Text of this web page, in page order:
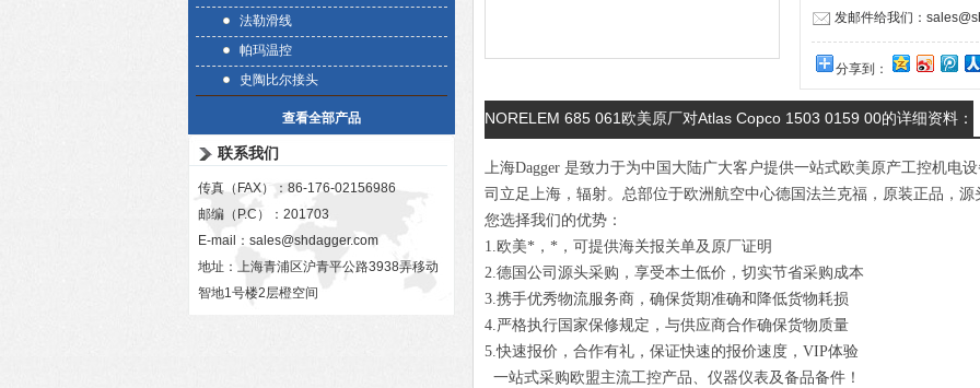
法勒滑线
帕玛温控
史陶比尔接头
查看全部产品
联系我们
传真（FAX）：86-176-02156986
邮编（P.C）：201703
E-mail： sales@shdagger.com
地址：上海青浦区沪青平公路3938弄移动
智地1号楼2层橙空间
发邮件给我们：
分享到：
NORELEM 685 061欧美原厂对Atlas Copco 1503 0159 00的详细资料：
上海Dagger 是致力于为中国大陆广大客户提供一站式欧美原产工控机电
司立足上海，辐射。总部位于欧洲航空中心德国法兰克福，原装正品，源
您选择我们的优势：
1.欧美*，*，可提供海关报关单及原厂证明
2.德国公司源头采购，享受本土低价，切实节省采购成本
3.携手优秀物流服务商，确保货期准确和降低货物耗损
4.严格执行国家保修规定，与供应商合作确保货物质量
5.快速报价，合作有礼，保证快速的报价速度，VIP体验
一站式采购欧盟主流工控产品、仪器仪表及备品备件！